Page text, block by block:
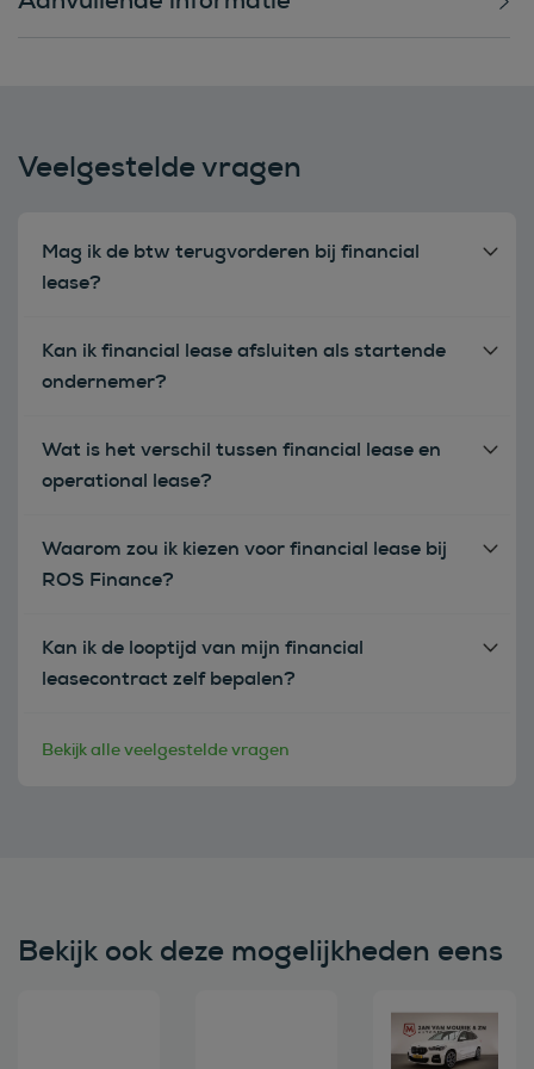
Veelgestelde vragen
Mag ik de btw terugvorderen bij financial
lease?
Kan ik financial lease afsluiten als startende
ondernemer?
Wat is het verschil tussen financial lease en
operational lease?
Waarom zou ik kiezen voor financial lease bij
ROS Finance?
Kan ik de looptijd van mijn financial
leasecontract zelf bepalen?
Bekijk alle veelgestelde vragen
Bekijk ook deze mogelijkheden eens
Bekijk deze